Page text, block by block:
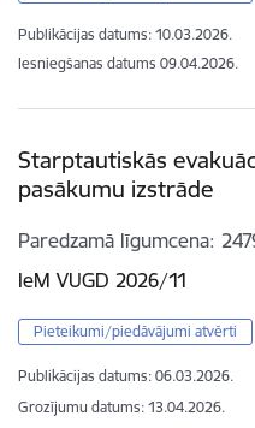
Publikācijas datums: 10.03.2026.
Iesniegšanas datums 09.04.2026.
Starptautiskās
pasākumu izstrāde
Paredzamā līgumcena
IeM VUGD 2026/11
Pieteikumi/piedāvājumi atvērti
Publikācijas datums: 06.03.2026.
Grozījumu datums: 13.04.2026.